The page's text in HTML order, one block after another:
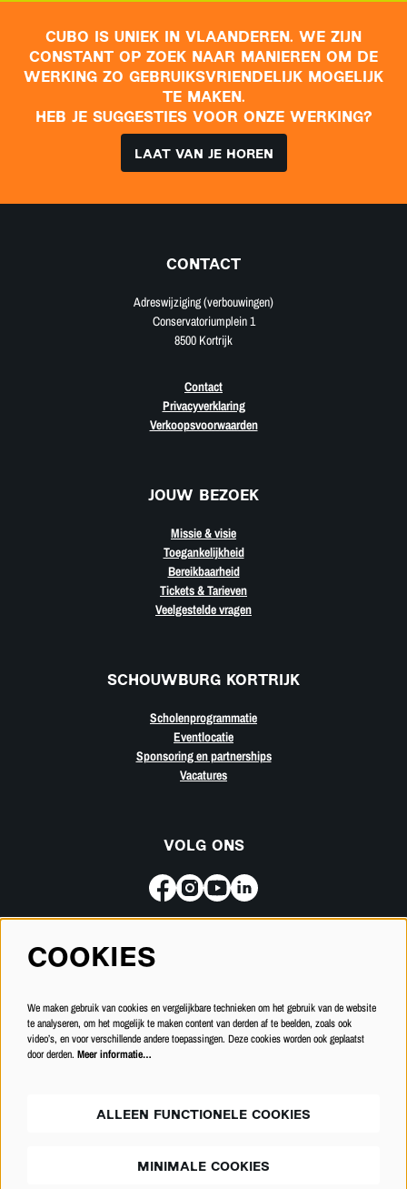
CUBO IS UNIEK IN VLAANDEREN. WE ZIJN
CONSTANT OP ZOEK NAAR MANIEREN OM DE
WERKING ZO GEBRUIKSVRIENDELIJK MOGELIJK
TE MAKEN.
HEB JE SUGGESTIES VOOR ONZE WERKING?
LAAT VAN JE HOREN
CONTACT
Adreswijziging (verbouwingen)
Conservatoriumplein 1
8500 Kortrijk
Contact
Privacyverklaring
Verkoopsvoorwaarden
JOUW BEZOEK
Missie & visie
Toegankelijkheid
Bereikbaarheid
Tickets & Tarieven
Veelgestelde vragen
SCHOUWBURG KORTRIJK
Scholenprogrammatie
Eventlocatie
Sponsoring en partnerships
Vacatures
VOLG ONS
Meld je aan voor de nieuwsbrief
INSCHRIJVEN
COOKIES
We maken gebruik van cookies en vergelijkbare technieken om het gebruik van de website
te analyseren, om het mogelijk te maken content van derden af te beelden, zoals ook
video’s, en voor verschillende andere toepassingen. Deze cookies worden ook geplaatst
door derden. Meer informatie…
ALLEEN FUNCTIONELE COOKIES
MINIMALE COOKIES